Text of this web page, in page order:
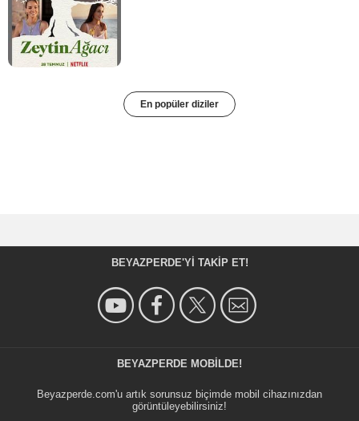
En popüler diziler
BEYAZPERDE'YI TAKIP ET!
BEYAZPERDE MOBILDE!
Beyazperde.com'u artık sorunsuz biçimde mobil cihazınızdan
görüntüleyebilirsiniz!